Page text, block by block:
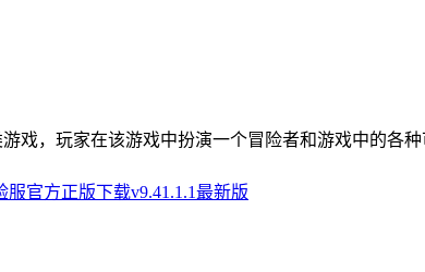
戏，玩家在该游戏中扮演一个冒险者和游戏中的各